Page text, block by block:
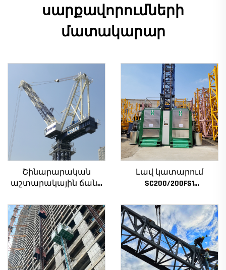
սարքավորումների
մատակարար
Շինարարական
աշտարակային ճանկ
բեռնամբարի
հզորությամբ, նոր
ատամնանիվի արկղ,
ատամնանիվի շարժիչ,
աստիճանավոր
ստորին մաս
Լավ կատարում
SC200/200FS1
տանիք շենքի
ճակատի և վերելակի
սանդղակի համար
Ալժիրի համար